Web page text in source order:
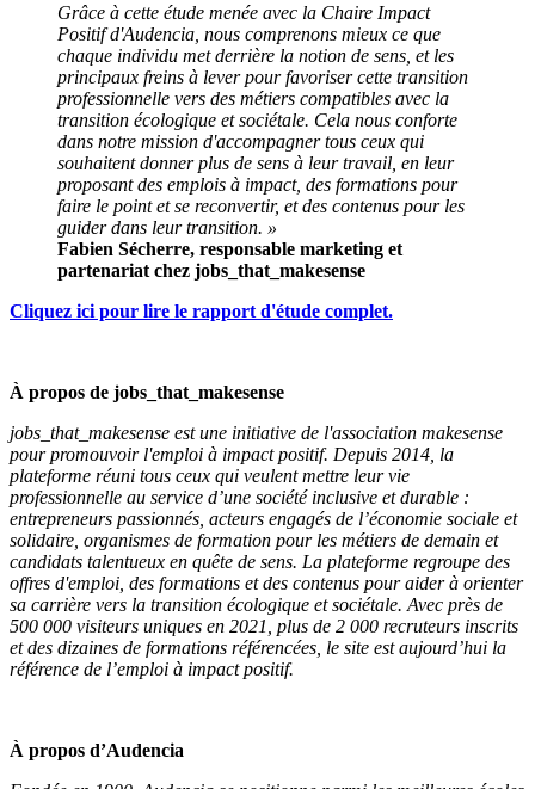
Grâce à cette étude menée avec la Chaire Impact
Positif d'Audencia, nous comprenons mieux ce que
chaque individu met derrière la notion de sens, et les
principaux freins à lever pour favoriser cette transition
professionnelle vers des métiers compatibles avec la
transition écologique et sociétale. Cela nous conforte
dans notre mission d'accompagner tous ceux qui
souhaitent donner plus de sens à leur travail, en leur
proposant des emplois à impact, des formations pour
faire le point et se reconvertir, et des contenus pour les
guider dans leur transition. »
Fabien Sécherre, responsable marketing et
partenariat chez jobs_that_makesense
Cliquez ici pour lire le rapport d'étude complet.
À propos de jobs_that_makesense
jobs_that_makesense est une initiative de l'association makesense
pour promouvoir l'emploi à impact positif. Depuis 2014, la
plateforme réuni tous ceux qui veulent mettre leur vie
professionnelle au service d’une société inclusive et durable :
entrepreneurs passionnés, acteurs engagés de l’économie sociale et
solidaire, organismes de formation pour les métiers de demain et
candidats talentueux en quête de sens. La plateforme regroupe des
offres d'emploi, des formations et des contenus pour aider à orienter
sa carrière vers la transition écologique et sociétale. Avec près de
500 000 visiteurs uniques en 2021, plus de 2 000 recruteurs inscrits
et des dizaines de formations référencées, le site est aujourd’hui la
référence de l’emploi à impact positif.
À propos d’Audencia